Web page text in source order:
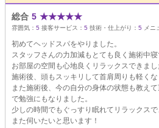
総合 5 ★★★★★
雰囲気： 5 接客サービス： 5 技術・仕上がり： 5 メニ
初めてヘッドスパをやりました。
スタッフさんの力加減もとても良く施術中寝
お部屋の空間も心地良くリラックスできまし
施術後、頭もスッキリして首肩周りも軽くな
また施術後、今の自分の身体の状態も教え
で勉強にもなりました。
少しの時間でもぐっすり眠れてリラックス
また伺いたいと思います！